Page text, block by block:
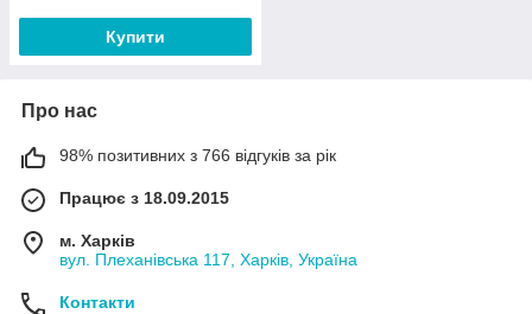
Купити
Про нас
98% позитивних з 766 відгуків за рік
Працює з 18.09.2015
м. Харків
вул. Плеханівська 117, Харків, Україна
Контакти